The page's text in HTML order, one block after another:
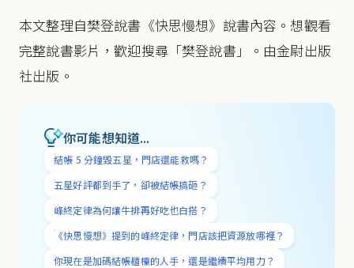
本文整理自樊登說書《快思慢想》說書內容。想觀看
完整說書影片，歡迎搜尋「樊登說書」。由金尉出版
社出版。
你可能想知道...
結帳 5 分鐘毀五星，門店還能救嗎？
五星好評都到手了，卻被結帳搞砸？
峰終定律為何讓牛排再好吃也白搭？
《快思慢想》提到的峰終定律，門店該把資源放哪裡？
你現在是加碼結帳櫃檯的人手，還是繼續平均用力？